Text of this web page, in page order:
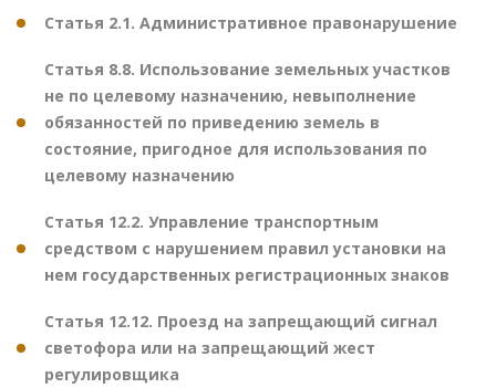
Статья 2.1. Административное правонарушение
Статья 8.8. Использование земельных участков
не по целевому назначению, невыполнение
обязанностей по приведению земель в
состояние, пригодное для использования по
целевому назначению
Статья 12.2. Управление транспортным
средством с нарушением правил установки на
нем государственных регистрационных знаков
Статья 12.12. Проезд на запрещающий сигнал
светофора или на запрещающий жест
регулировщика